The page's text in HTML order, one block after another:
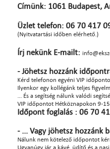
Címünk: 1061 Budapest,
Üzlet telefon: 06 70 417
(Nyitvatartási időben elérhető.)
Írj nekünk E-mailt:
- Jöhetsz hozzánk
Kérd telefonon egyéni VIP
Ilyenkor egy kollégánk teljes
... És a segítség nálunk valódi
VIP időpontot Hétköznapokon 9-
Időpont foglalás : 06 70
- ... Vagy jöhetsz hozzánk
Nálunk nem kötelező időpontot
Ugyanúgy jár a kávé, üdítő és a